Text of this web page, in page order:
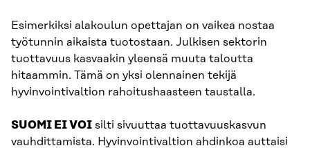
Esimerkiksi alakoulun opettajan on vaikea nostaa
työtunnin aikaista tuotostaan. Julkisen sektorin
tuottavuus kasvaakin yleensä muuta taloutta
hitaammin. Tämä on yksi olennainen tekijä
hyvinvointivaltion rahoitushaasteen taustalla.
SUOMI EI VOI silti sivuuttaa tuottavuuskasvun
vauhdittamista. Hyvinvointivaltion ahdinkoa auttaisi